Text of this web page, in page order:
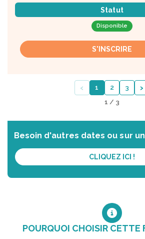
Statut
Disponible
S'INSCRIRE
‹ 1 2 3 ›
1 / 3
Besoin d'autres dates ou sur
CLIQUEZ ICI !
POURQUOI CHOISIR CETTE